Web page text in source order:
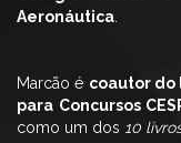
Aeronáutica
Marcão é coautor do
para Concursos
como um dos 10